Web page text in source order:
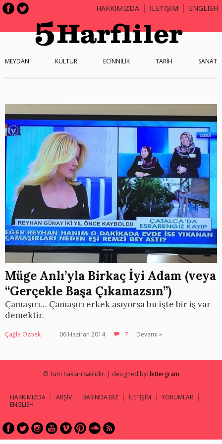
HAKKIMIZDA İLETİŞİM ENGLISH
MEYDAN KÜLTÜR ECİNNİLİK TARİH SANAT
Müge Anlı’yla Birkaç İyi Adam (veya
“Gerçekle Başa Çıkamazsın”)
Çamaşırı… Çamaşırı erkek asıyorsa bu işte bir iş var
demektir.
Çağla Özbek 06 Haziran 2014 7 Devamı »
© Tüm hakları saklıdır. | designed by: lettergram
HAKKIMIZDA ARŞİV BASINDA BİZ İLETİŞİM
YORUMLAR
ENGLISH